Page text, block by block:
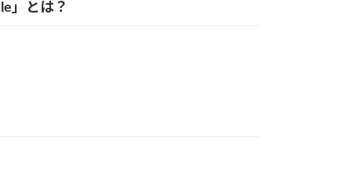
」とは？